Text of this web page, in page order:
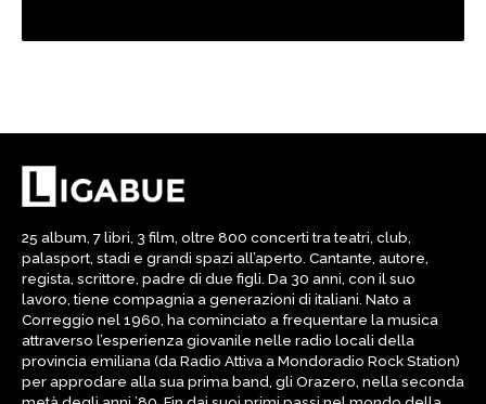
25 album, 7 libri, 3 film, oltre 800 concerti tra teatri, club,
palasport, stadi e grandi spazi all’aperto. Cantante, autore,
regista, scrittore, padre di due figli. Da 30 anni, con il suo
lavoro, tiene compagnia a generazioni di italiani. Nato a
Correggio nel 1960, ha cominciato a frequentare la musica
attraverso l’esperienza giovanile nelle radio locali della
provincia emiliana (da Radio Attiva a Mondoradio Rock Station)
per approdare alla sua prima band, gli Orazero, nella seconda